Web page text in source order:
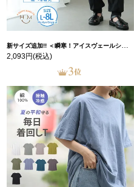
新サイズ追加!! ＜瞬寒！アイスヴェールシリーズ＞ 美脚 ジョガーパンツ 【ウェストゴム】 【ストレッチ】 | 大きいサイズの通販ならハッピーマリリン
2,093円(税込)